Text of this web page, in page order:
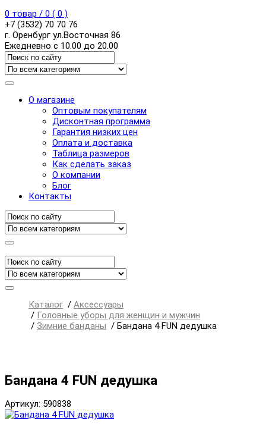
0 товар / 0 ( 0 )
+7 (3532) 70 70 76
г. Оренбург ул.Восточная 86
Ежедневно с 10.00 до 20.00
О магазине
Оптовым покупателям
Дисконтная программа
Гарантия низких цен
Оплата и доставка
Таблица размеров
Как сделать заказ
О компании
Блог
Контакты
Каталог / Аксессуары
/ Головные уборы для женщин и мужчин
/ Зимние банданы / Бандана 4 FUN дедушка
Бандана 4 FUN дедушка
Артикул: 590838